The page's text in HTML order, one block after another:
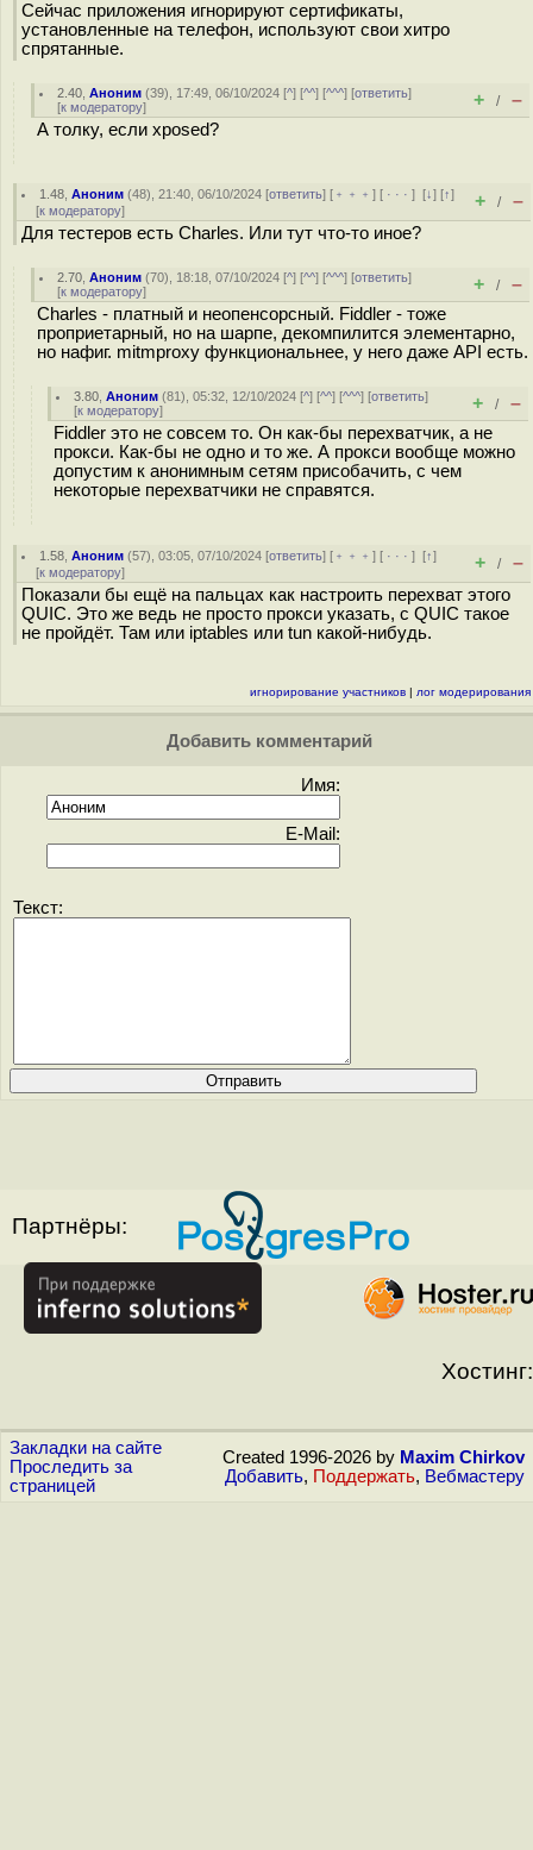
Сейчас приложения игнорируют сертификаты,
установленные на телефон, используют свои хитро
спрятанные.
2.40 ,Аноним (39), 17:49, 06/10/2024 [^] [^^] [^^^] [ответить]
[к модератору] + / –
А толку, если xposed?
1.48 ,Аноним (48), 21:40, 06/10/2024 [ответить] [ ﹢﹢﹢] [ · · ·][↓] [↑]
[к модератору] + / –
Для тестеров есть Charles. Или тут что-то иное?
2.70 ,Аноним (70), 18:18, 07/10/2024 [^] [^^] [^^^] [ответить]
[к модератору] + / –
Charles - платный и неопенсорсный. Fiddler - тоже
проприетарный, но на шарпе, декомпилится элементарно,
но нафиг. mitmproxy функциональнее, у него даже API есть.
3.80 ,Аноним (81), 05:32, 12/10/2024 [^] [^^] [^^^] [ответить]
[к модератору] + / –
Fiddler это не совсем то. Он как-бы перехватчик, а не
прокси. Как-бы не одно и то же. А прокси вообще можно
допустим к анонимным сетям присобачить, с чем
некоторые перехватчики не справятся.
1.58 ,Аноним (57), 03:05, 07/10/2024 [ответить] [ ﹢﹢﹢] [ · · ·][↑]
[к модератору] + / –
Показали бы ещё на пальцах как настроить перехват этого
QUIC. Это же ведь не просто прокси указать, с QUIC такое
не пройдёт. Там или iptables или tun какой-нибудь.
игнорирование участников | лог модерирования
Добавить комментарий
Имя:
E-Mail:
Текст:
Партнёры:
Хостинг:
Закладки на сайте
Проследить за
страницей
Created 1996-2026 by Maxim Chirkov
Добавить, Поддержать, Вебмастеру